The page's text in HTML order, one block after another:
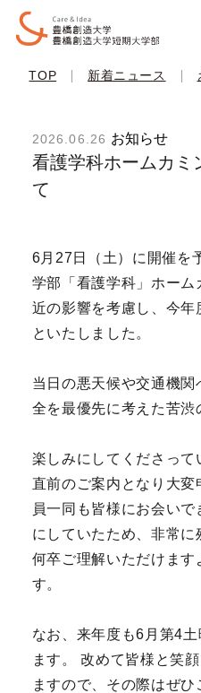
TOP | 新着ニュース |
2026.06.26 お知らせ
看護学科ホームカミ
て
6月27日（土）に開催を
学部「看護学科」ホー
近の影響を考慮し、今年
といたしました。
当日の悪天候や交通機
全を最優先に考えた苦渋
楽しみにしてくださって
直前のご案内となり大
員一同も皆様にお会い
にしていたため、非常に
何卒ご理解いただけます
す。
なお、来年度も6月第4
ます。 改めて皆様と笑
ますので、その際はぜひ